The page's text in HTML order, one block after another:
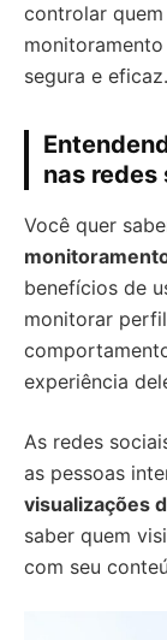
controlar
segura e eficaz.
nas redes
Você quer
benefícios de
monitorar
experiência
As redes
as pessoas
visualizações
saber quem
com seu